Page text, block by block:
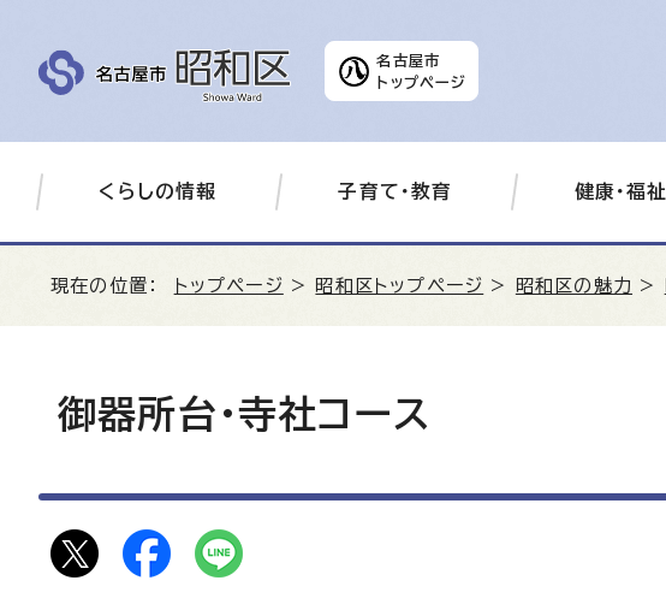
名古屋市
トップページ
くらしの情報 子育て・教育 健康・福祉
現在の位置： トップページ > 昭和区トップページ > 昭和区の魅力 >
御器所台・寺社コース